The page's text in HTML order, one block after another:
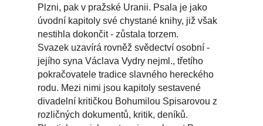
Plzni, pak v pražské Uranii. Psala je jako
úvodní kapitoly své chystané knihy, již však
nestihla dokončit - zůstala torzem.
Svazek uzavírá rovněž svědectví osobní -
jejího syna Václava Vydry nejml., třetího
pokračovatele tradice slavného hereckého
rodu. Mezi nimi jsou kapitoly sestavené
divadelní kritičkou Bohumilou Spisarovou z
rozličných dokumentů, kritik, deníků.